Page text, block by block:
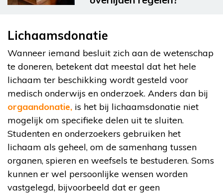
Lichaamsdonatie
Wanneer iemand besluit zich aan de wetenschap
te doneren, betekent dat meestal dat het hele
lichaam ter beschikking wordt gesteld voor
medisch onderwijs en onderzoek. Anders dan bij
orgaandonatie, is het bij lichaamsdonatie niet
mogelijk om specifieke delen uit te sluiten.
Studenten en onderzoekers gebruiken het
lichaam als geheel, om de samenhang tussen
organen, spieren en weefsels te bestuderen. Soms
kunnen er wel persoonlijke wensen worden
vastgelegd, bijvoorbeeld dat er geen